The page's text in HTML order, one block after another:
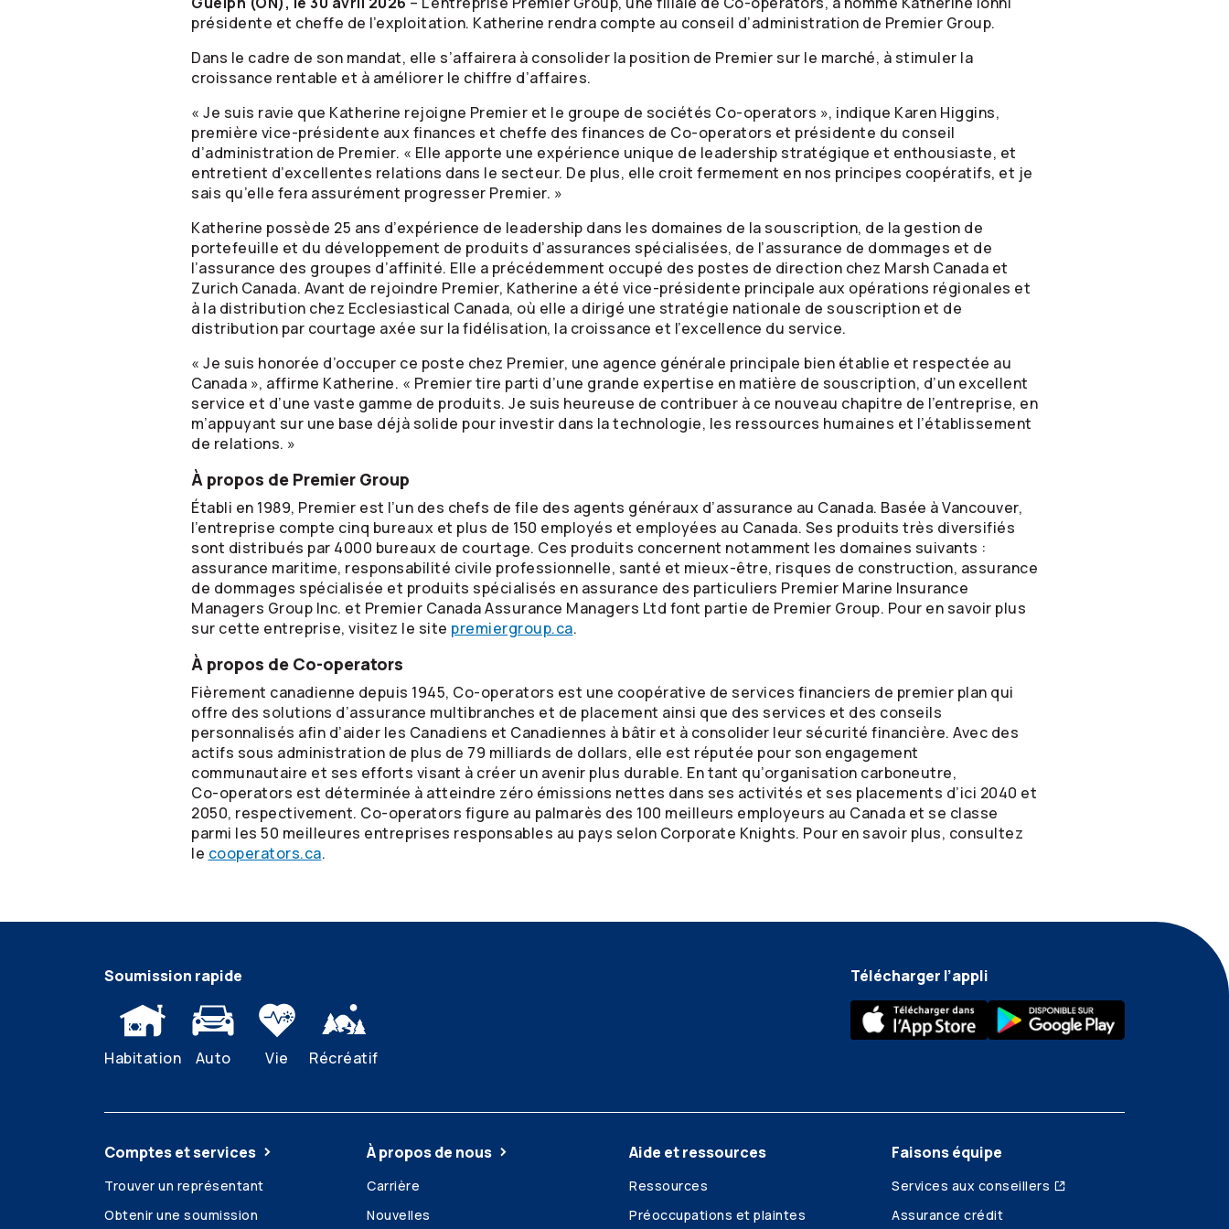
présidente et cheffe de l’exploitation. Katherine rendra compte au conseil d’administration de Premier Group.
Dans le cadre de son mandat, elle s’affairera à consolider la position de Premier sur le marché, à stimuler la
croissance rentable et à améliorer le chiffre d’affaires.
« Je suis ravie que Katherine rejoigne Premier et le groupe de sociétés Co-operators », indique Karen Higgins,
première vice-présidente aux finances et cheffe des finances de Co-operators et présidente du conseil
d’administration de Premier. « Elle apporte une expérience unique de leadership stratégique et enthousiaste, et
entretient d’excellentes relations dans le secteur. De plus, elle croit fermement en nos principes coopératifs, et je
sais qu’elle fera assurément progresser Premier. »
Katherine possède 25 ans d’expérience de leadership dans les domaines de la souscription, de la gestion de
portefeuille et du développement de produits d’assurances spécialisées, de l’assurance de dommages et de
l’assurance des groupes d’affinité. Elle a précédemment occupé des postes de direction chez Marsh Canada et
Zurich Canada. Avant de rejoindre Premier, Katherine a été vice-présidente principale aux opérations régionales et
à la distribution chez Ecclesiastical Canada, où elle a dirigé une stratégie nationale de souscription et de
distribution par courtage axée sur la fidélisation, la croissance et l’excellence du service.
« Je suis honorée d’occuper ce poste chez Premier, une agence générale principale bien établie et respectée au
Canada », affirme Katherine. « Premier tire parti d’une grande expertise en matière de souscription, d’un excellent
service et d’une vaste gamme de produits. Je suis heureuse de contribuer à ce nouveau chapitre de l’entreprise, en
m’appuyant sur une base déjà solide pour investir dans la technologie, les ressources humaines et l’établissement
de relations. »
À propos de Premier Group
Établi en 1989, Premier est l’un des chefs de file des agents généraux d’assurance au Canada. Basée à Vancouver,
l’entreprise compte cinq bureaux et plus de 150 employés et employées au Canada. Ses produits très diversifiés
sont distribués par 4000 bureaux de courtage. Ces produits concernent notamment les domaines suivants :
assurance maritime, responsabilité civile professionnelle, santé et mieux-être, risques de construction, assurance
de dommages spécialisée et produits spécialisés en assurance des particuliers Premier Marine Insurance
Managers Group Inc. et Premier Canada Assurance Managers Ltd font partie de Premier Group. Pour en savoir plus
sur cette entreprise, visitez le site premiergroup.ca.
À propos de Co-operators
Fièrement canadienne depuis 1945, Co-operators est une coopérative de services financiers de premier plan qui
offre des solutions d’assurance multibranches et de placement ainsi que des services et des conseils
personnalisés afin d’aider les Canadiens et Canadiennes à bâtir et à consolider leur sécurité financière. Avec des
actifs sous administration de plus de 79 milliards de dollars, elle est réputée pour son engagement
communautaire et ses efforts visant à créer un avenir plus durable. En tant qu’organisation carboneutre,
Co-operators est déterminée à atteindre zéro émissions nettes dans ses activités et ses placements d’ici 2040 et
2050, respectivement. Co-operators figure au palmarès des 100 meilleurs employeurs au Canada et se classe
parmi les 50 meilleures entreprises responsables au pays selon Corporate Knights. Pour en savoir plus, consultez
le cooperators.ca.
Soumission rapide
Habitation Auto Vie Récréatif
Télécharger l’appli
Comptes et services
Trouver un représentant
Obtenir une soumission
À propos de nous
Carrière
Nouvelles
Aide et ressources
Ressources
Préoccupations et plaintes
Faisons équipe
Services aux conseillers
Assurance crédit